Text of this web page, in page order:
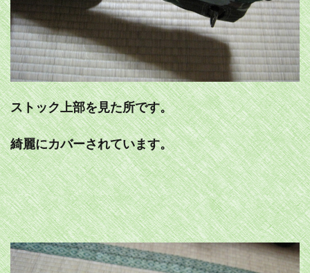
ストック上部を見た所です。
綺麗にカバーされています。